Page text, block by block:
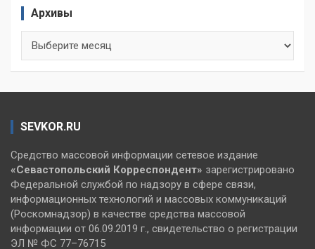
Архивы
SEVKOR.RU
Средство массовой информации сетевое издание
«Севастопольский Корреспондент» зарегистрировано
Федеральной службой по надзору в сфере связи,
информационных технологий и массовых коммуникаций
(Роскомнадзор) в качестве средства массовой
информации от 06.09.2019 г., свидетельство о регистрации
ЭЛ № ФС 77–76715